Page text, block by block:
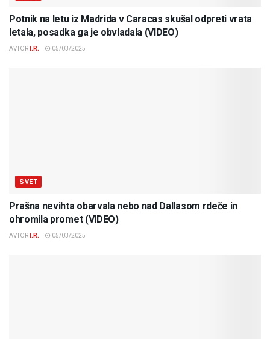
Potnik na letu iz Madrida v Caracas skušal odpreti vrata
letala, posadka ga je obvladala (VIDEO)
AVTOR I.R. 05/03/2025
SVET
Prašna nevihta obarvala nebo nad Dallasom rdeče in
ohromila promet (VIDEO)
AVTOR I.R. 05/03/2025